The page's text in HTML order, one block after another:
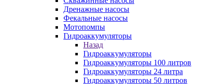
Дренажные насосы
Фекальные насосы
Мотопомпы
Гидроаккумуляторы
Назад
Гидроаккумуляторы
Гидроаккумуляторы 100 литров
Гидроаккумуляторы 24 литра
Гидроаккумуляторы 50 литров